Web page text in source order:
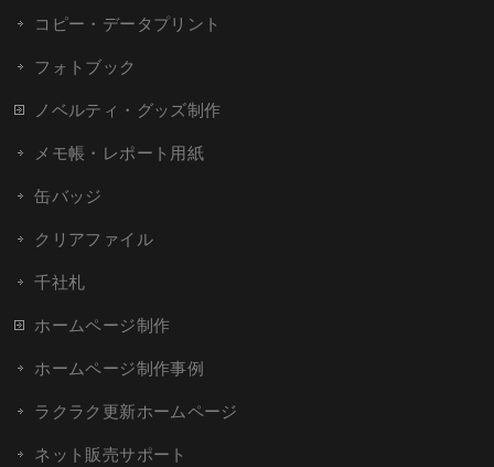
コピー・データプリント
フォトブック
ノベルティ・グッズ制作
メモ帳・レポート用紙
缶バッジ
クリアファイル
千社札
ホームページ制作
ホームページ制作事例
ラクラク更新ホームページ
ネット販売サポート